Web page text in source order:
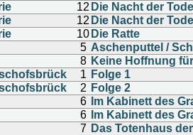
12 Die Nacht der
12 Die Nacht der
10 Die Ratte
5 Aschenputtel /
8 Keine Hoffnung
1 Folge 1
2 Folge 2
6
Im Kabinett des
6
Im Kabinett des
7 Das Totenhaus